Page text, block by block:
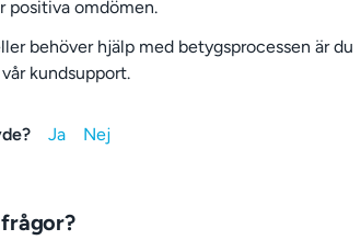
positiva omdömen.
behöver hjälp med betygsprocessen är du
kundsupport.